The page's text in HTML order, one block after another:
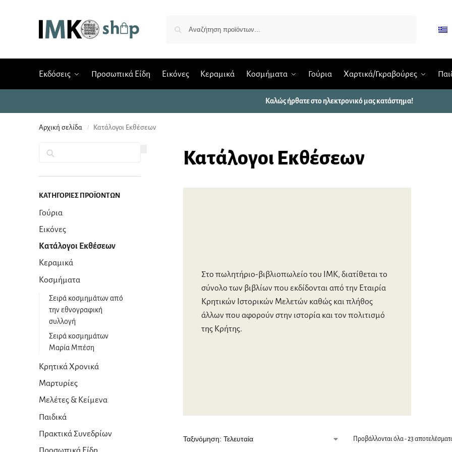
Εκδόσεις Προσωπικά Είδη Εικόνες Κεραμικά Κοσμήματα Γούρια Χαρτικά/Γκραβούρες
Καλώς ήρθατε στο ηλεκτρονικό μας κατάστημα!
Αρχική σελίδα / Κατάλογοι Εκθέσεων
Κατάλογοι Εκθέσεων
Στο πωλητήριο-βιβλιοπωλείο του ΙΜΚ, διατίθεται το
σύνολο των βιβλίων που εκδίδονται από την Εταιρία
Κρητικών Ιστορικών Μελετών καθώς και πλήθος
άλλων που αφορούν στην ιστορία και τον πολιτισμό
της Κρήτης.
Προβάλλονται όλα - 23
ΚΑΤΗΓΟΡΊΕΣ ΠΡΟΪΌΝΤΩΝ
Γούρια
Εικόνες
Κατάλογοι Εκθέσεων
Κεραμικά
Κοσμήματα
Σειρά κοσμημάτων από
την εθνογραφική
συλλογή
Σειρά κοσμημάτων
Μαρία Μπέση
Κρητικά Χρονικά
Μαρτυρίες
Μελέτες & Κείμενα
Παιδικά
Πρακτικά Συνεδρίων